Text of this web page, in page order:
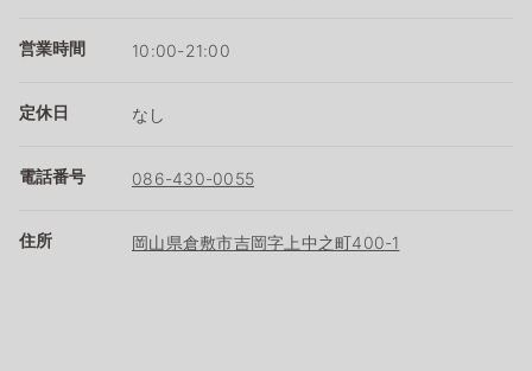
営業時間 10:00-21:00
定休日 なし
電話番号 086-430-0055
住所 岡山県倉敷市吉岡字上中之町400-1